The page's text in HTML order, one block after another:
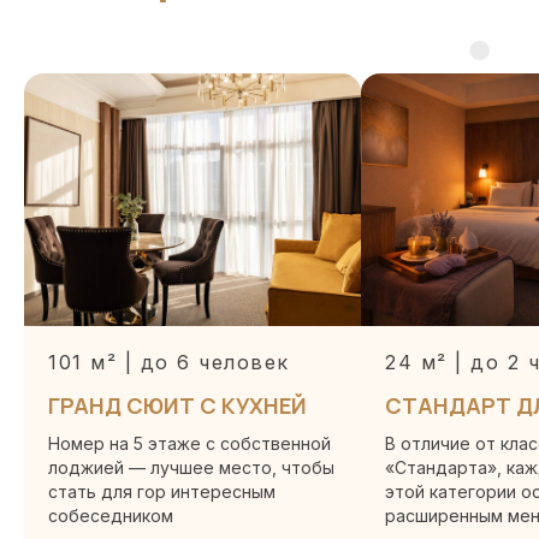
101 м² | до 6 человек
ГРАНД СЮИТ С КУХНЕЙ
Номер на 5 этаже с собственной
лоджией — лучшее место, чтобы
стать для гор интересным
собеседником
24 м² | до 2
СТАНДАРТ
В отличие от
«Стандарта»,
этой категории
расширенным
ОТДЕЛ КАДРОВ
+7 (939) 881-83-60
provence_hr@mail.ru
Пн-Вс 08:00-21:00
+7 (862) 445 54 35 (доб. 1)
ОТДЕЛ БРОНИРОВАНИЯ
sales@arcadia-hotel.ru
ОТДЕЛ ПРОДАЖ